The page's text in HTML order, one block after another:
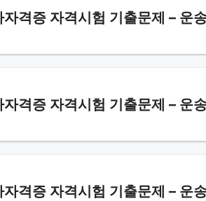
자격증 자격시험 기출문제 –
자격증 자격시험 기출문제 –
자격증 자격시험 기출문제 –